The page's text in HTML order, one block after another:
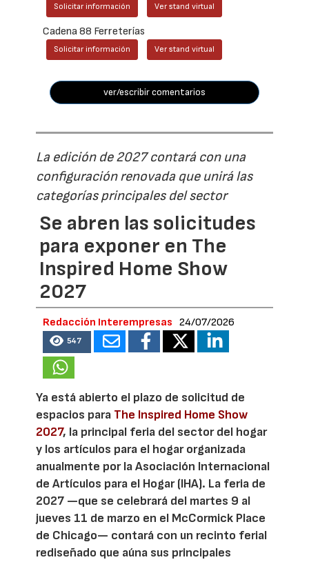
Solicitar información Ver stand virtual
Cadena 88 Ferreterías
Solicitar información Ver stand virtual
ver/escribir comentarios
La edición de 2027 contará con una
configuración renovada que unirá las
categorías principales del sector
Se abren las solicitudes
para exponer en The
Inspired Home Show
2027
Redacción Interempresas 24/07/2026
547
Ya está abierto el plazo de solicitud de
espacios para The Inspired Home Show
2027, la principal feria del sector del hogar
y los artículos para el hogar organizada
anualmente por la Asociación Internacional
de Artículos para el Hogar (IHA). La feria de
2027 —que se celebrará del martes 9 al
jueves 11 de marzo en el McCormick Place
de Chicago— contará con un recinto ferial
rediseñado que aúna sus principales